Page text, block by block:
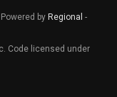
by Regional -
Code licensed under